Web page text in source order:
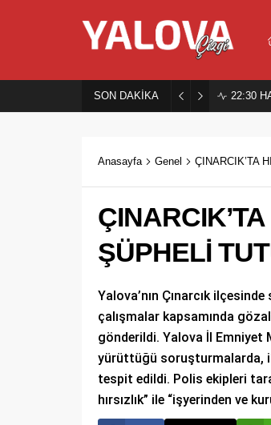
SON DAKİKA 22:30
Anasayfa Genel ÇINARCIK’TA
ŞÜPHELİ
Yalova’nın Çınarcık
çalışmalar kapsamında
gönderildi. Yalova İl Emniyet
yürüttüğü soruşturmalarda,
tespit edildi. Polis ekipleri
hırsızlık” ile “işyerinden ve